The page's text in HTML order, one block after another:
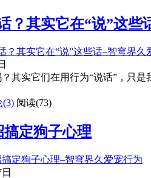
？其实它在“说”这些
其实它们在用行为“说话”，只
(3) 阅读(73)
定狗子心理